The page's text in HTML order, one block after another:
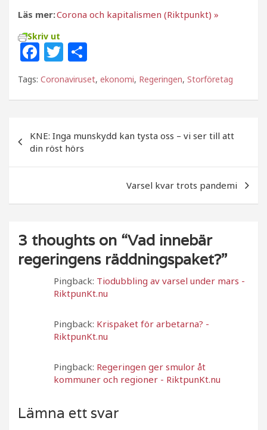
Läs mer:Corona och kapitalismen (Riktpunkt) »
Skriv ut
F
a
c
e
b
o
o
T
w
itt
e
r
el
a
Tags: Coronaviruset, ekonomi, Regeringen, Storföretag
KNE: Inga munskydd kan tysta oss – vi ser till att
din röst hörs
Varsel kvar trots pandemi
3 thoughts on “Vad innebär
regeringens räddningspaket?”
Pingback: Tiodubbling av varsel under mars -
RiktpunKt.nu
Pingback: Krispaket för arbetarna? -
RiktpunKt.nu
Pingback: Regeringen ger smulor åt
kommuner och regioner - RiktpunKt.nu
Lämna ett svar